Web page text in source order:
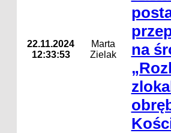
22.11.2024
12:33:53
Marta
Zielak
na